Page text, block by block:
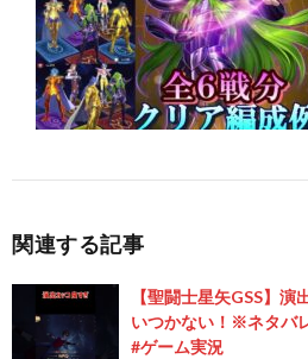
関連する記事
【聖闘士星矢GSS】
いつかない！※ネタバ
#ゲーム実況